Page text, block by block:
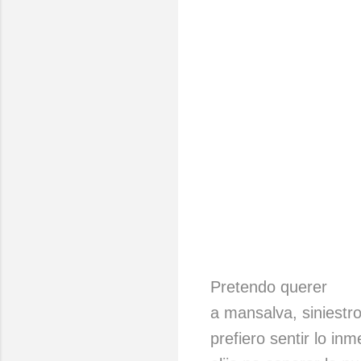
Pretendo querer
a mansalva, siniestro
prefiero sentir lo